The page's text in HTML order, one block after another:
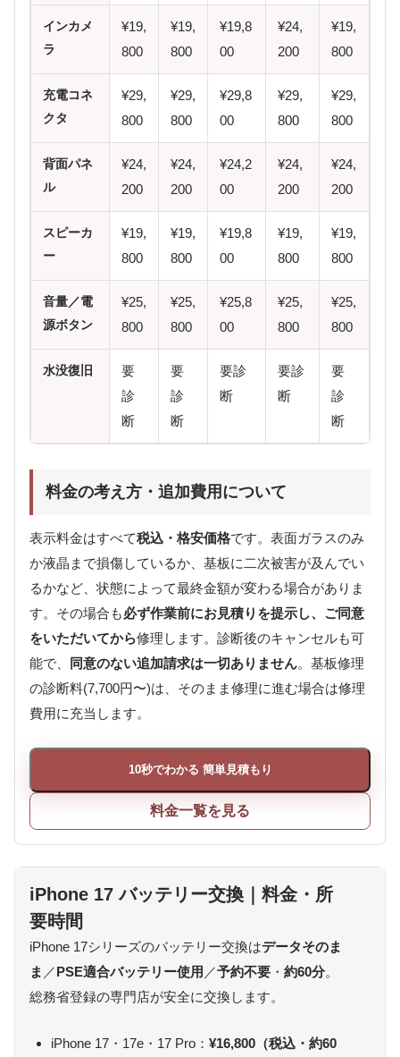
インカメ
ラ
¥19,
800
¥19,
800
¥19,8
00
¥24,
200
¥19,
800
充電コネ
クタ
¥29,
800
¥29,
800
¥29,8
00
¥29,
800
¥29,
800
背面パネ
ル
¥24,
200
¥24,
200
¥24,2
00
¥24,
200
¥24,
200
スピーカ
ー
¥19,
800
¥19,
800
¥19,8
00
¥19,
800
¥19,
800
音量／電
源ボタン
¥25,
800
¥25,
800
¥25,8
00
¥25,
800
¥25,
800
水没復旧
要
診
断
要
診
断
要診
断
要診
断
要
診
断
料金の考え方・追加費用について
表示料金はすべて税込・格安価格です。表面ガラスのみ
か液晶まで損傷しているか、基板に二次被害が及んでい
るかなど、状態によって最終金額が変わる場合がありま
す。その場合も必ず作業前にお見積りを提示し、ご同意
をいただいてから修理します。診断後のキャンセルも可
能で、
同意のない追加請求は一切ありません。基板修理
の診断料(7,700円〜)は、そのまま修理に進む場合は修理
費用に充当します。
10秒でわかる 簡単見積もり
料金一覧を見る
iPhone 17 バッテリー交換｜料金・所
要時間
iPhone 17シリーズのバッテリー交換はデータそのま
ま ／PSE適合バッテリー使用 ／予約不要 ・ 約60分。
総務省登録の専門店が安全に交換します。
iPhone 17・17e・17 Pro： ¥16,800（税込・約60